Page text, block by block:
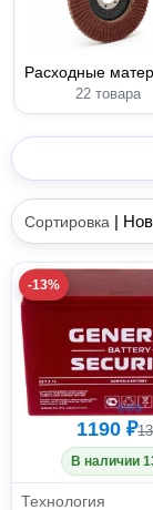
Расходные
22 товара
Сортировка |
-13%
1190 ₽
В наличии
Технология